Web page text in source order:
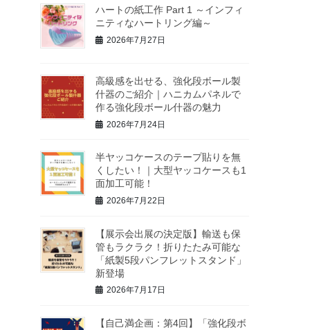
ハートの紙工作 Part 1 ～インフィ
ニティなハートリング編～
2026年7月27日
高級感を出せる、強化段ボール製
什器のご紹介｜ハニカムパネルで
作る強化段ボール什器の魅力
2026年7月24日
半ヤッコケースのテープ貼りを無
くしたい！｜大型ヤッコケースも1
面加工可能！
2026年7月22日
【展示会出展の決定版】輸送も保
管もラクラク！折りたたみ可能な
「紙製5段パンフレットスタンド」
新登場
2026年7月17日
【自己満企画：第4回】「強化段ボ